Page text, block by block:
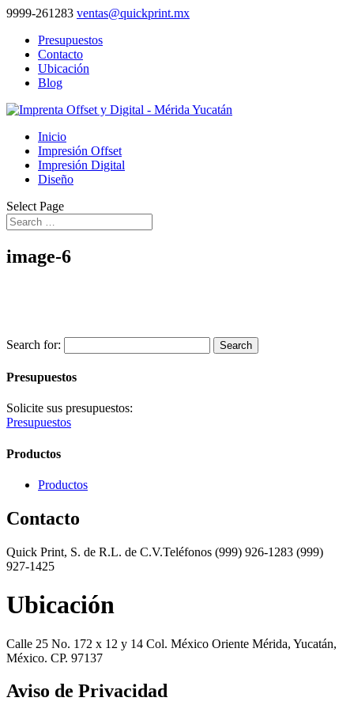
9999-261283 ventas@quickprint.mx
Presupuestos
Contacto
Ubicación
Blog
Inicio
Impresión Offset
Impresión Digital
Diseño
Select Page
image-6
Search for:
Presupuestos
Solicite sus presupuestos:
Presupuestos
Productos
Productos
Contacto
Quick Print, S. de R.L. de C.V.Teléfonos (999) 926-1283 (999)
927-1425
Ubicación
Calle 25 No. 172 x 12 y 14 Col. México Oriente Mérida, Yucatán,
México. CP. 97137
Aviso de Privacidad